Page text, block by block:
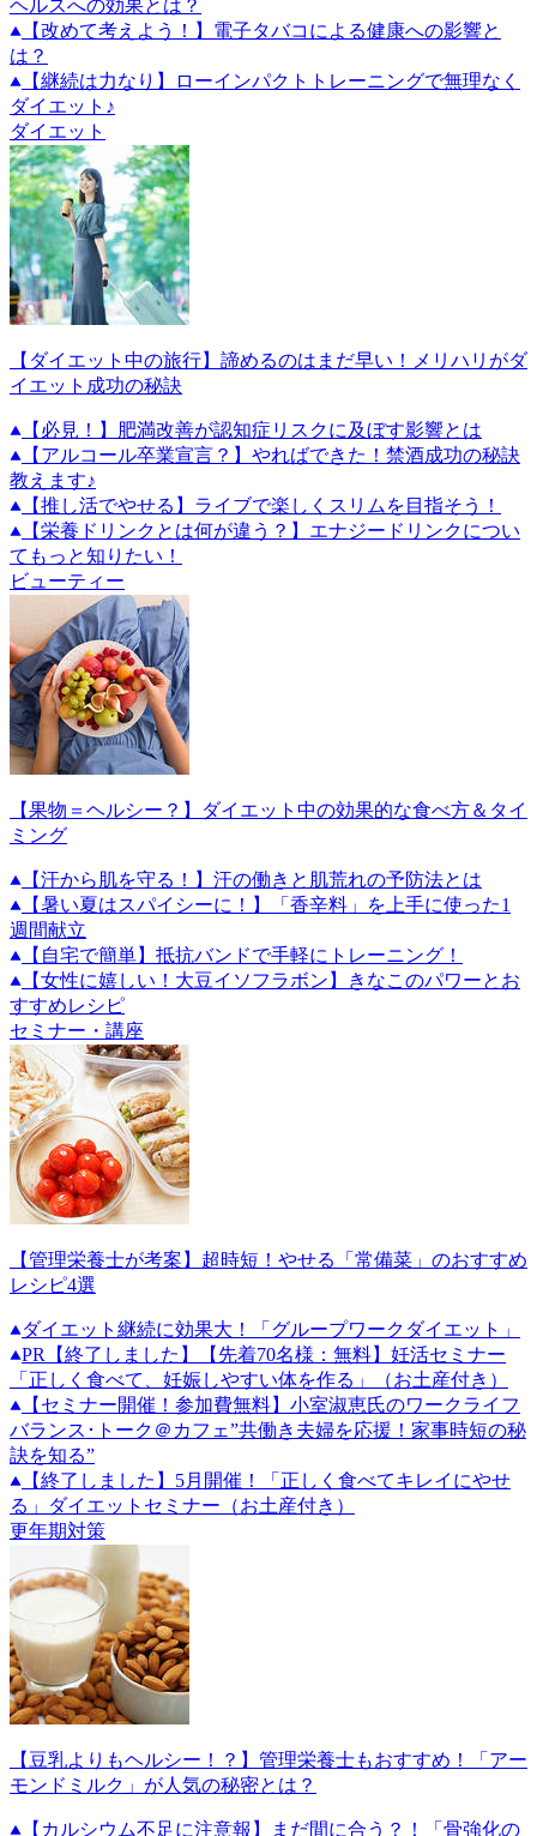
ヘルスへの効果とは？
【改めて考えよう！】電子タバコによる健康への影響と
は？
【継続は力なり】ローインパクトトレーニングで無理なく
ダイエット♪
ダイエット
【ダイエット中の旅行】諦めるのはまだ早い！メリハリがダ
イエット成功の秘訣
【必見！】肥満改善が認知症リスクに及ぼす影響とは
【アルコール卒業宣言？】やればできた！禁酒成功の秘訣
教えます♪
【推し活でやせる】ライブで楽しくスリムを目指そう！
【栄養ドリンクとは何が違う？】エナジードリンクについ
てもっと知りたい！
ビューティー
【果物＝ヘルシー？】ダイエット中の効果的な食べ方＆タイ
ミング
【汗から肌を守る！】汗の働きと肌荒れの予防法とは
【暑い夏はスパイシーに！】「香辛料」を上手に使った1
週間献立
【自宅で簡単】抵抗バンドで手軽にトレーニング！
【女性に嬉しい！大豆イソフラボン】きなこのパワーとお
すすめレシピ
セミナー・講座
【管理栄養士が考案】超時短！やせる「常備菜」のおすすめ
レシピ4選
ダイエット継続に効果大！「グループワークダイエット」
PR 【終了しました】【先着70名様：無料】妊活セミナー
「正しく食べて、妊娠しやすい体を作る」（お土産付き）
【セミナー開催！参加費無料】小室淑恵氏のワークライフ
バランス･トーク＠カフェ”共働き夫婦を応援！家事時短の秘
訣を知る”
【終了しました】5月開催！「正しく食べてキレイにやせ
る」ダイエットセミナー（お土産付き）
更年期対策
【豆乳よりもヘルシー！？】管理栄養士もおすすめ！「アー
モンドミルク」が人気の秘密とは？
【カルシウム不足に注意報】まだ間に合う？！「骨強化の